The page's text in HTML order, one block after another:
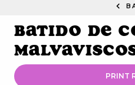
Batido de
PRINT